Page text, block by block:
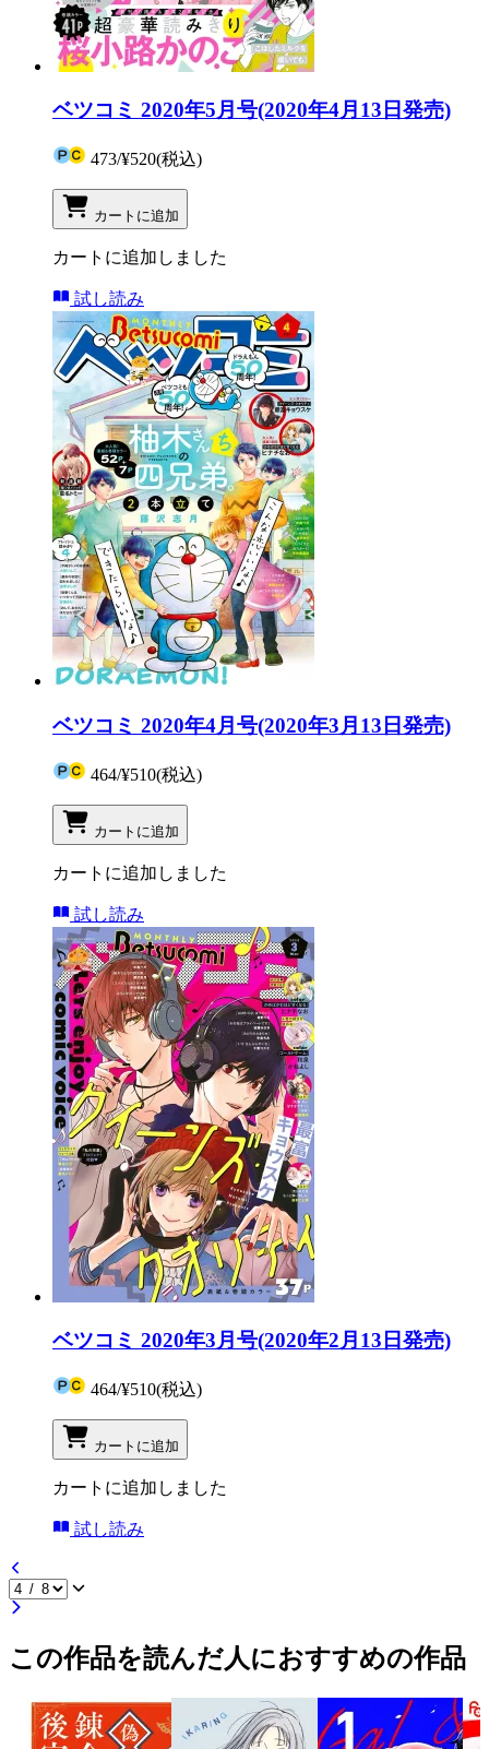
ベツコミ 2020年5月号(2020年4月13日発売)
473/¥520(税込)
カートに追加
カートに追加しました
試し読み
ベツコミ 2020年4月号(2020年3月13日発売)
464/¥510(税込)
カートに追加
カートに追加しました
試し読み
ベツコミ 2020年3月号(2020年2月13日発売)
464/¥510(税込)
カートに追加
カートに追加しました
試し読み
この作品を読んだ人におすすめの作品